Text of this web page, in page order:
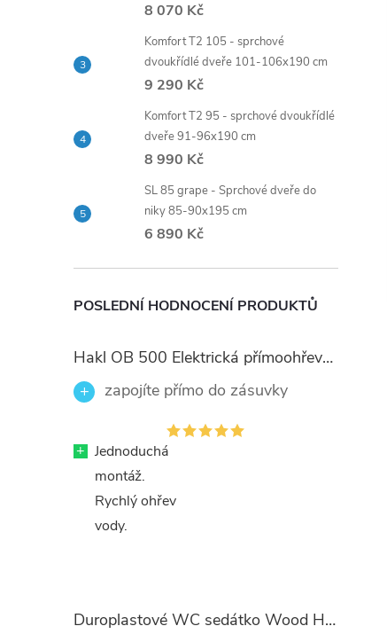
8 070 Kč
Komfort T2 105 - sprchové
dvoukřídlé dveře 101-106x190 cm
9 290 Kč
Komfort T2 95 - sprchové dvoukřídlé
dveře 91-96x190 cm
8 990 Kč
SL 85 grape - Sprchové dveře do
niky 85-90x195 cm
6 890 Kč
POSLEDNÍ HODNOCENÍ PRODUKTŮ
Hakl OB 500 Elektrická přímoohřevná vodovodní baterie, černé flexi ramínko
zapojíte přímo do zásuvky
+ Jednoduchá
montáž.
Rychlý ohřev
vody.
Duroplastové WC sedátko Wood Heart 82377 se zpomalovacím mechanismem SOFT-CLOSE
Koupelnová skříňka závěsná
vysoká Venezia V 40 P/L
Kovové chromované úchyty,
skleněné poličky
6 428 Kč